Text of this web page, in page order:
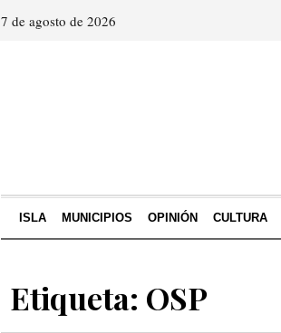
7 de agosto de 2026
ISLA MUNICIPIOS OPINIÓN CULTURA
Etiqueta: OSP